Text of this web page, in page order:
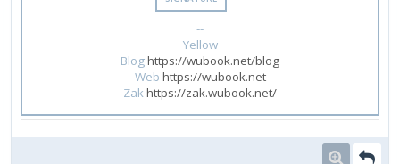
--
Yellow
Bloghttps://wubook.net/blog
Web https://wubook.net
Zakhttps://zak.wubook.net/